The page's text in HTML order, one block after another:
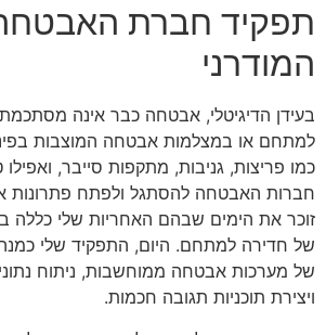
תפקיד חברת
המודרני
בעידן הדיגיטלי, אבטחה כבר אינה
למתחם או במצלמות אבטחה המוצבות
כמו פריצות, גניבות, מתקפות סייבר,
חברות האבטחה להסתגל ולפתח פתרונות
זוכר את הימים שבהם האחריות שלי כללה
של חדירה למתחם. היום, התפקיד שלי
של מערכות אבטחה ממוחשבות, ניתוח
ויצירת תוכניות תגובה חכמות.